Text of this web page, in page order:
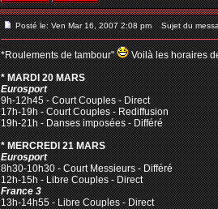
Posté le: Ven Mar 16, 2007 2:08 pm Sujet du
*Roulements de tambour"
Voilà les horaires
* MARDI 20 MARS
Eurosport
9h-12h45 - Court Couples - Direct
17h-19h - Court Couples - Rediffusion
19h-21h - Danses imposées - Différé
* MERCREDI 21 MARS
Eurosport
8h30-10h30 - Court Messieurs - Différé
12h-15h - Libre Couples - Direct
France 3
13h-14h55 - Libre Couples - Direct